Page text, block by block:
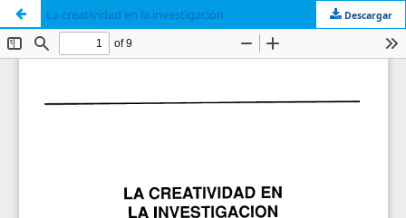
La creatividad en la investigación Descargar